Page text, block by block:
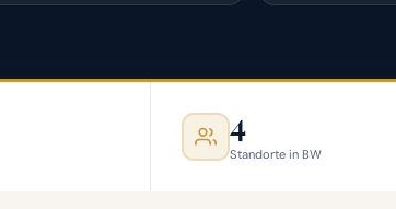
4
Standorte in BW